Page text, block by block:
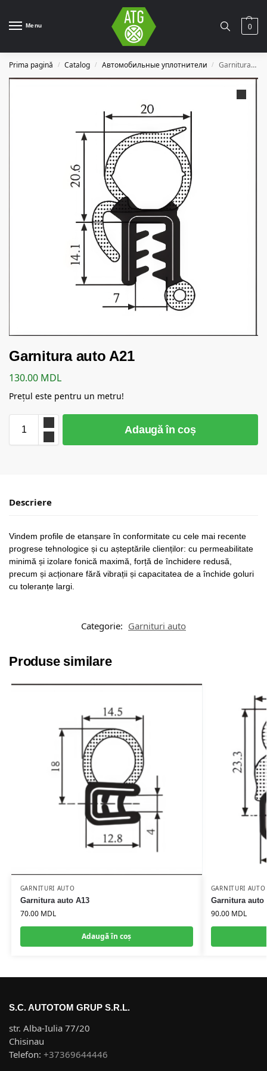
Menu 0
Prima pagină / Catalog / Автомобильные уплотнители / Garnitura auto A21
Garnitura auto A21
130.00 MDL
Prețul este pentru un metru!
Adaugă în coș
Descriere
Vindem profile de etanșare în conformitate cu cele mai recente
progrese tehnologice și cu așteptările clienților: cu permeabilitate
minimă și izolare fonică maximă, forță de închidere redusă,
precum și acționare fără vibrații și capacitatea de a închide goluri
cu toleranțe largi.
Categorie: Garnituri auto
Produse similare
GARNITURI AUTO
Garnitura auto A13
70.00 MDL
Adaugă în coș
GARNITURI AUTO
Garnitura auto
90.00 MDL
S.C. AUTOTOM GRUP S.R.L.
str. Alba-Iulia 77/20
Chisinau
Telefon: +37369644446